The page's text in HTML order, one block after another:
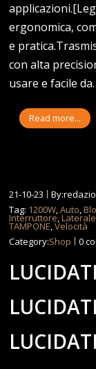
ergonomica,
e
con alta
usare e facile
Read more...
21-10-23
Tag: 1200W,Auto,
Interruttore,Laterale
TAMPONE,Velocità
Category:Shop 0